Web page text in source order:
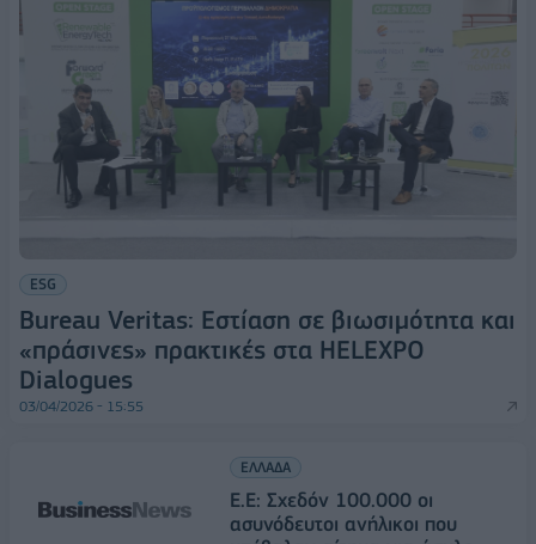
ESG
Bureau Veritas: Εστίαση σε βιωσιμότητα και
«πράσινες» πρακτικές στα HELEXPO
Dialogues
03/04/2026 - 15:55
ΕΛΛΑΔΑ
Ε.Ε: Σχεδόν 100.000 οι
ασυνόδευτοι ανήλικοι που